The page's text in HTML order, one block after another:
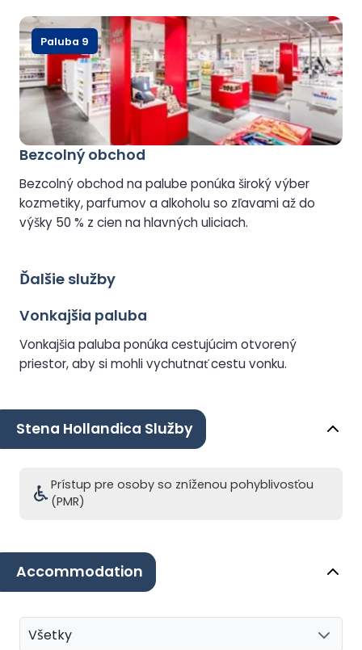
Bezcolný obchod
Bezcolný obchod na palube ponúka široký výber
kozmetiky, parfumov a alkoholu so zľavami až do
výšky 50 % z cien na hlavných uliciach.
Paluba 9
Ďalšie služby
Vonkajšia paluba
Vonkajšia paluba ponúka cestujúcim otvorený
priestor, aby si mohli vychutnať cestu vonku.
Stena Hollandica Služby
Prístup pre osoby so zníženou pohyblivosťou
(PMR)
Accommodation
Všetky